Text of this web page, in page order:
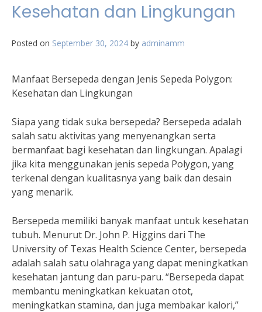
Kesehatan dan Lingkungan
Posted on September 30, 2024 by adminamm
Manfaat Bersepeda dengan Jenis Sepeda Polygon:
Kesehatan dan Lingkungan
Siapa yang tidak suka bersepeda? Bersepeda adalah
salah satu aktivitas yang menyenangkan serta
bermanfaat bagi kesehatan dan lingkungan. Apalagi
jika kita menggunakan jenis sepeda Polygon, yang
terkenal dengan kualitasnya yang baik dan desain
yang menarik.
Bersepeda memiliki banyak manfaat untuk kesehatan
tubuh. Menurut Dr. John P. Higgins dari The
University of Texas Health Science Center, bersepeda
adalah salah satu olahraga yang dapat meningkatkan
kesehatan jantung dan paru-paru. “Bersepeda dapat
membantu meningkatkan kekuatan otot,
meningkatkan stamina, dan juga membakar kalori,”